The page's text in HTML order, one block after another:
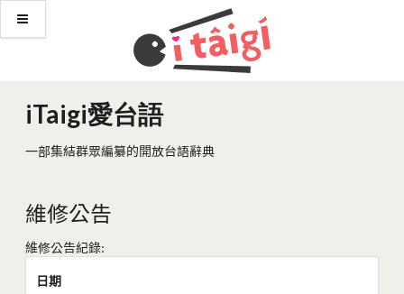
iTaigi愛台語
一部集結群眾編纂的開放台語辭典
維修公告
維修公告紀錄:
日期